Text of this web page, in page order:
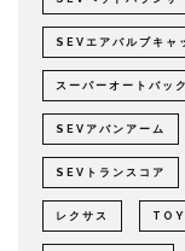
SEVエアバルブキャ
スーパーオートバッ
SEVアバンアーム
SEVトランスコア
レクサス